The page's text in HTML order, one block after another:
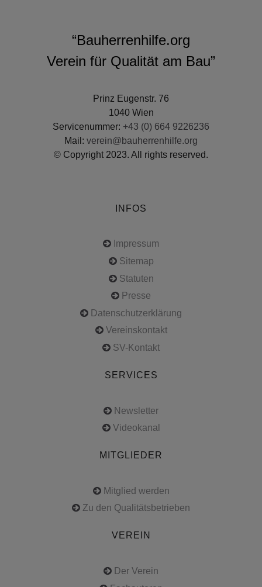
“Bauherrenhilfe.org
Verein für Qualität am Bau”
Prinz Eugenstr. 76
1040 Wien
Servicenummer: +43 (0) 664 9226236
Mail: verein@bauherrenhilfe.org
© Copyright 2023. All rights reserved.
INFOS
Impressum
Sitemap
Statuten
Presse
Datenschutzerklärung
Vereinskontakt
SV-Kontakt
SERVICES
Newsletter
Videokanal
MITGLIEDER
Mitglied werden
Zu den Qualitätsbetrieben
VEREIN
Der Verein